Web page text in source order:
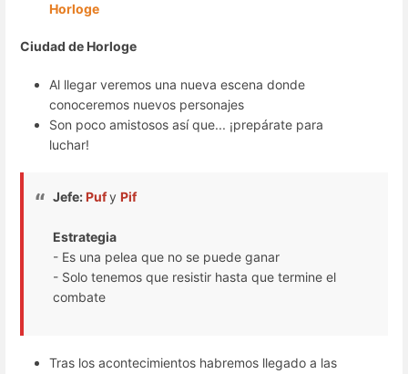
Horloge
Ciudad de Horloge
Al llegar veremos una nueva escena donde
conoceremos nuevos personajes
Son poco amistosos así que... ¡prepárate para
luchar!
Jefe:Pufy Pif
Estrategia
- Es una pelea que no se puede ganar
- Solo tenemos que resistir hasta que termine el
combate
Tras los acontecimientos habremos llegado a las